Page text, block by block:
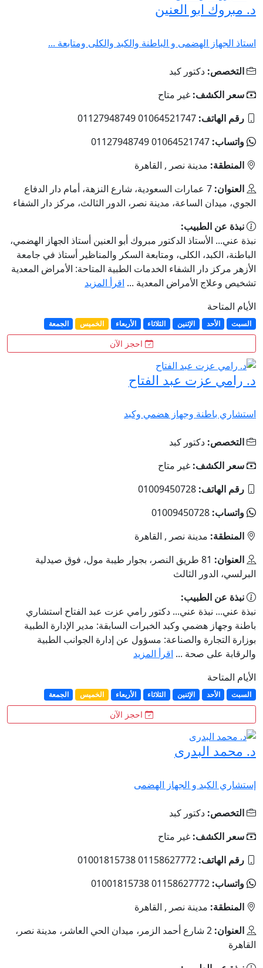
د. مبروك ابو العنين
استاذ الجهاز الهضمى و الباطنة والكبد والكلى ومتابعة ...
التخصص: دكتور كبد
سعر الكشف: غير متاح
رقم الهاتف: 01064521747 01127948749
واتساب: 01064521747 01127948749
المنطقة: مدينة نصر , القاهرة
العنوان:
7 عمارات السعودية، شارع النزهة، أمام دار الدفاع
الجوي، ميدان الساعة، مدينة نصر، الدور الثالث، مركز دار الشفاء
نبذة عن الطبيب:
نبذة عني... الأستاذ الدكتور مبروك أبو العنين أستاذ الجهاز الهضمي،
الباطنة، الكبد، الكلى، ومتابعة السكر والمناظير أستاذ في جامعة
الأزهر مركز دار الشفاء الخدمات الطبية المتاحة: الأمراض المعدية
تشخيص وعلاج الأمراض المعدية ... اقرأ المزيد
الأيام المتاحة
السبت الأحد الإثنين الثلاثاء الأربعاء الخميس الجمعة
احجز الآن
د. رامي عزت عبد الفتاح
استشاري باطنة وجهاز هضمي وكبد
التخصص: دكتور كبد
سعر الكشف: غير متاح
رقم الهاتف: 01009450728
واتساب: 01009450728
المنطقة: مدينة نصر , القاهرة
العنوان:
81 طريق النصر، بجوار طيبة مول، فوق صيدلية
البرلسي، الدور الثالث
نبذة عن الطبيب:
نبذة عني... نبذة عني... دكتور رامي عزت عبد الفتاح استشاري
باطنة وجهاز هضمي وكبد الخبرات السابقة: مدير الإدارة الطبية
بوزارة التجارة والصناعة: مسؤول عن إدارة الجوانب الطبية
والرقابة على صحة ... اقرأ المزيد
الأيام المتاحة
السبت الأحد الإثنين الثلاثاء الأربعاء الخميس الجمعة
احجز الآن
د. محمد البدرى
إستشاري الكبد و الجهاز الهضمى
التخصص: دكتور كبد
سعر الكشف: غير متاح
رقم الهاتف: 01158627772 01001815738
واتساب: 01158627772 01001815738
المنطقة: مدينة نصر , القاهرة
العنوان:
2 شارع أحمد الزمر، ميدان الحي العاشر، مدينة نصر،
القاهرة